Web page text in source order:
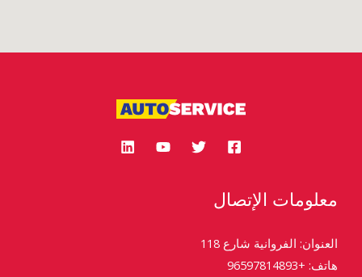
معلومات الإتصال
العنوان: الفروانية شارع 118
هاتف: +96597814893